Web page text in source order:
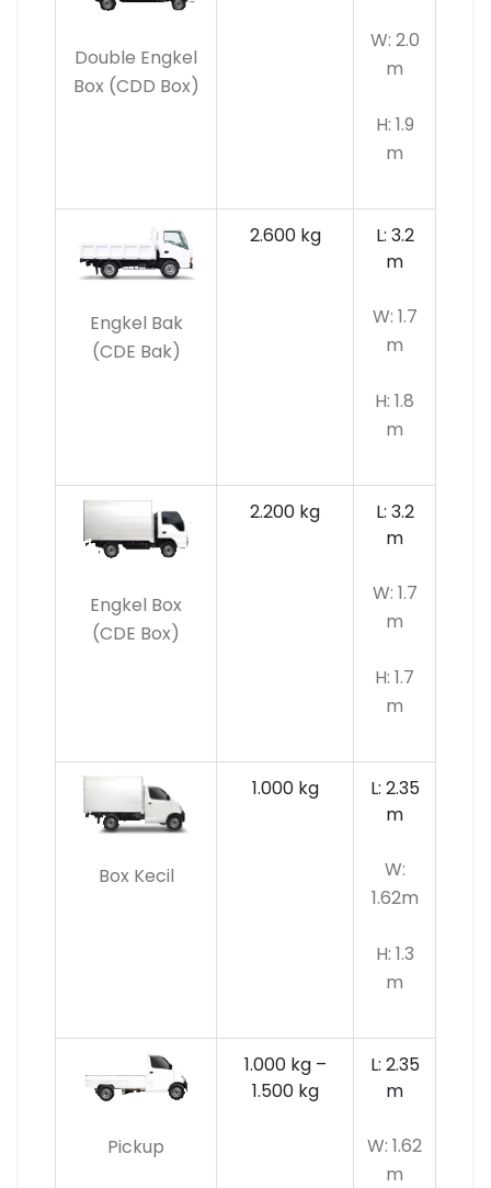
Double Engkel
Box (CDD Box)
W: 2.0
m
H: 1.9
m
Engkel Bak
(CDE Bak)
2.600 kg
L: 3.2
m
W: 1.7
m
H: 1.8
m
Engkel Box
(CDE Box)
2.200 kg
L: 3.2
m
W: 1.7
m
H: 1.7
m
Box Kecil
1.000 kg
L: 2.35
m
W:
1.62m
H: 1.3
m
Pickup
1.000 kg –
1.500 kg
L: 2.35
m
W: 1.62
m